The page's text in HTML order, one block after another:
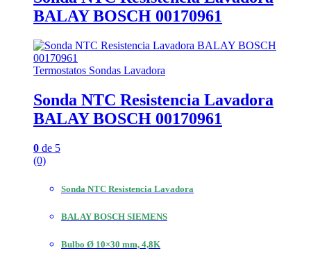
BALAY BOSCH 00170961
Termostatos Sondas Lavadora
Sonda NTC Resistencia Lavadora
BALAY BOSCH 00170961
0 de 5
(0)
Sonda NTC Resistencia Lavadora
BALAY BOSCH SIEMENS
Bulbo Ø 10×30 mm, 4,8K